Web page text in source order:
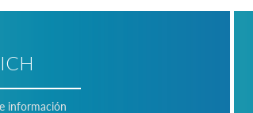
información